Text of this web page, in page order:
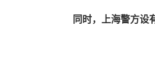
同时，上海警方设